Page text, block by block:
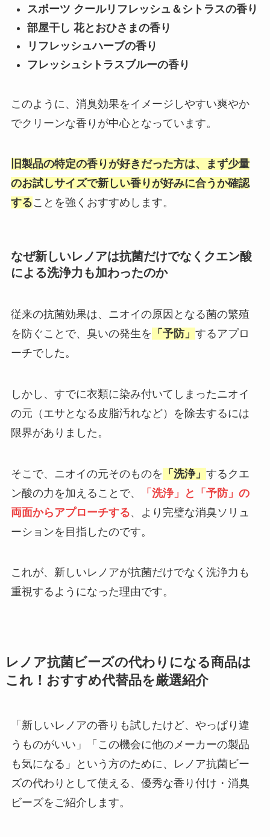
スポーツ クールリフレッシュ＆シトラスの香り
部屋干し 花とおひさまの香り
リフレッシュハーブの香り
フレッシュシトラスブルーの香り
このように、消臭効果をイメージしやすい爽やか
でクリーンな香りが中心となっています。
旧製品の特定の香りが好きだった方は、まず少量
のお試しサイズで新しい香りが好みに合うか確認
することを強くおすすめします。
なぜ新しいレノアは抗菌だけでなくクエン酸
による洗浄力も加わったのか
従来の抗菌効果は、ニオイの原因となる菌の繁殖
を防ぐことで、臭いの発生を 「予防」 するアプロ
ーチでした。
しかし、すでに衣類に染み付いてしまったニオイ
の元（エサとなる皮脂汚れなど）を除去するには
限界がありました。
そこで、ニオイの元そのものを 「洗浄」 するクエ
ン酸の力を加えることで、
「洗浄」と「予防」の
両面からアプローチする、より完璧な消臭ソリュ
ーションを目指したのです。
これが、新しいレノアが抗菌だけでなく洗浄力も
重視するようになった理由です。
レノア抗菌ビーズの代わりになる商品は
これ！おすすめ代替品を厳選紹介
「新しいレノアの香りも試したけど、やっぱり違
うものがいい」「この機会に他のメーカーの製品
も気になる」という方のために、レノア抗菌ビー
ズの代わりとして使える、優秀な香り付け・消臭
ビーズをご紹介します。